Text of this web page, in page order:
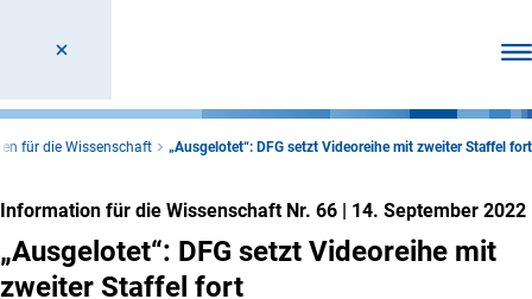
für die Wissenschaft „Ausgelotet“: DFG setzt Videoreihe mit zweiter Staffel fort
Information für die Wissenschaft Nr. 66 | 14. September 2022
„Ausgelotet“: DFG setzt Videoreihe mit
zweiter Staffel fort